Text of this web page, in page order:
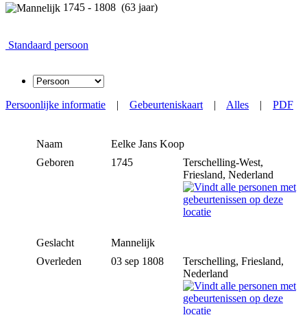
1745 - 1808 (63 jaar)
Standaard persoon
Persoonlijke informatie | Gebeurteniskaart | Alles | PDF
Naam Eelke Jans Koop
Geboren
1745
Terschelling-West,
Friesland, Nederland
Geslacht
Mannelijk
Overleden
03 sep 1808
Terschelling, Friesland,
Nederland